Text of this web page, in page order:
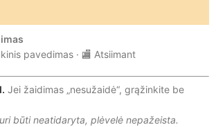
pavedimas · 🏬 Atsiimant
Jei žaidimas „nesužaidė“, grąžinkite be
būti neatidaryta, plėvelė nepažeista.